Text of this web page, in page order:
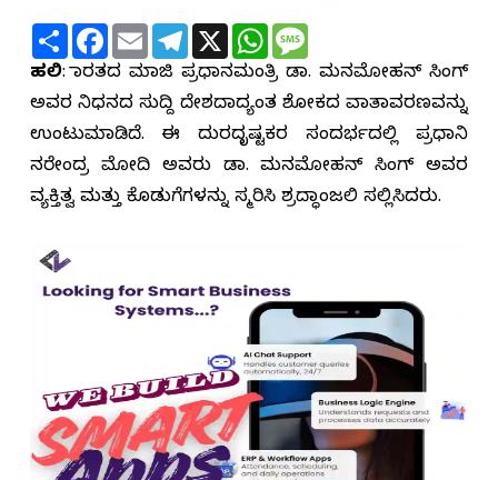
ShareFacebook
Email Telegram
X WhatsApp
ದೆಹಲಿ: ಭಾರತದ ಮಾಜಿ ಪ್ರಧಾನಮಂತ್ರಿ ಡಾ. ಮನಮೋಹನ್ ಸಿಂಗ್
ಅವರ ನಿಧನದ ಸುದ್ದಿ ದೇಶದಾದ್ಯಂತ ಶೋಕದ ವಾತಾವರಣವನ್ನು
ಉಂಟುಮಾಡಿದೆ. ಈ ದುರದೃಷ್ಟಕರ ಸಂದರ್ಭದಲ್ಲಿ ಪ್ರಧಾನಿ
ನರೇಂದ್ರ ಮೋದಿ ಅವರು ಡಾ. ಮನಮೋಹನ್ ಸಿಂಗ್ ಅವರ
ವ್ಯಕ್ತಿತ್ವ ಮತ್ತು ಕೊಡುಗೆಗಳನ್ನು ಸ್ಮರಿಸಿ ಶ್ರದ್ಧಾಂಜಲಿ ಸಲ್ಲಿಸಿದರು.